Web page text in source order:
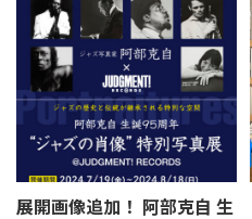
展開画像追加！ 阿部克⾃ ⽣